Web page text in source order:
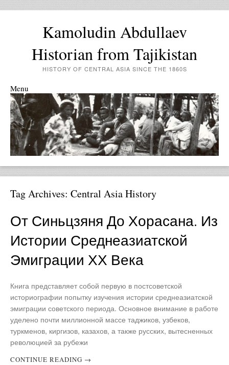
Kamoludin Abdullaev
Historian from Tajikistan
HISTORY OF CENTRAL ASIA SINCE THE 1860S
Menu
Skip to content
Tag Archives: Central Asia History
От Синьцзяня До Хорасана. Из
Истории Среднеазиатской
Эмиграции ХХ Века
Книга представляет собой первую в постсоветской
историографии попытку изучения истории среднеазиатской
эмиграции советского периода. Основное внимание в работе
уделено почти миллионной массе таджиков, узбеков,
туркменов, киргизов, казахов, а также русских, вытесненных
революцией за рубежи
CONTINUE READING →